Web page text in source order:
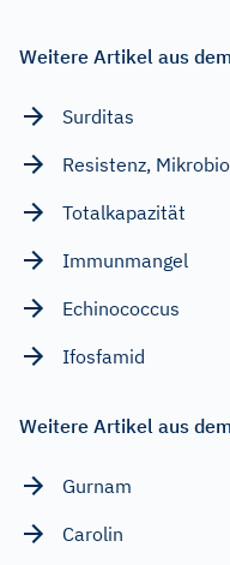
Weitere Artikel aus
Surditas
Resistenz,
Totalkapazität
Immunmangel
Echinococcus
Ifosfamid
Weitere Artikel aus
Gurnam
Carolin